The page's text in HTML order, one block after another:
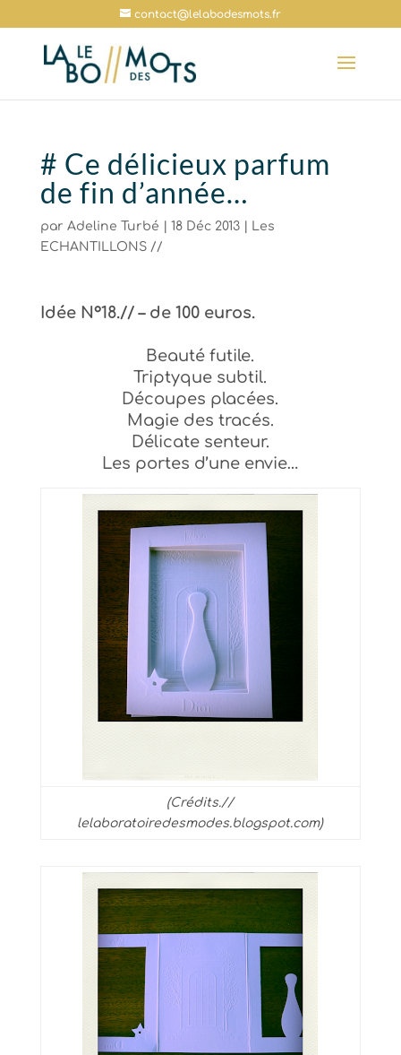
contact@lelabodesmots.fr
# Ce délicieux parfum
de fin d’année…
par Adeline Turbé 18 Déc 2013|
Les
ECHANTILLONS //
Idée N°18.// – de 100 euros.
Beauté futile.
Triptyque subtil.
Découpes placées.
Magie des tracés.
Délicate senteur.
Les portes d’une envie…
(Crédits.//
lelaboratoiredesmodes.blogspot.com)